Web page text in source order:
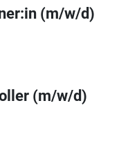
(m/w/d)
(m/w/d)